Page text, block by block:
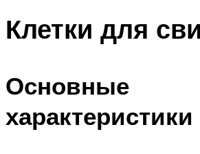
Клетки для
Основные
характеристики